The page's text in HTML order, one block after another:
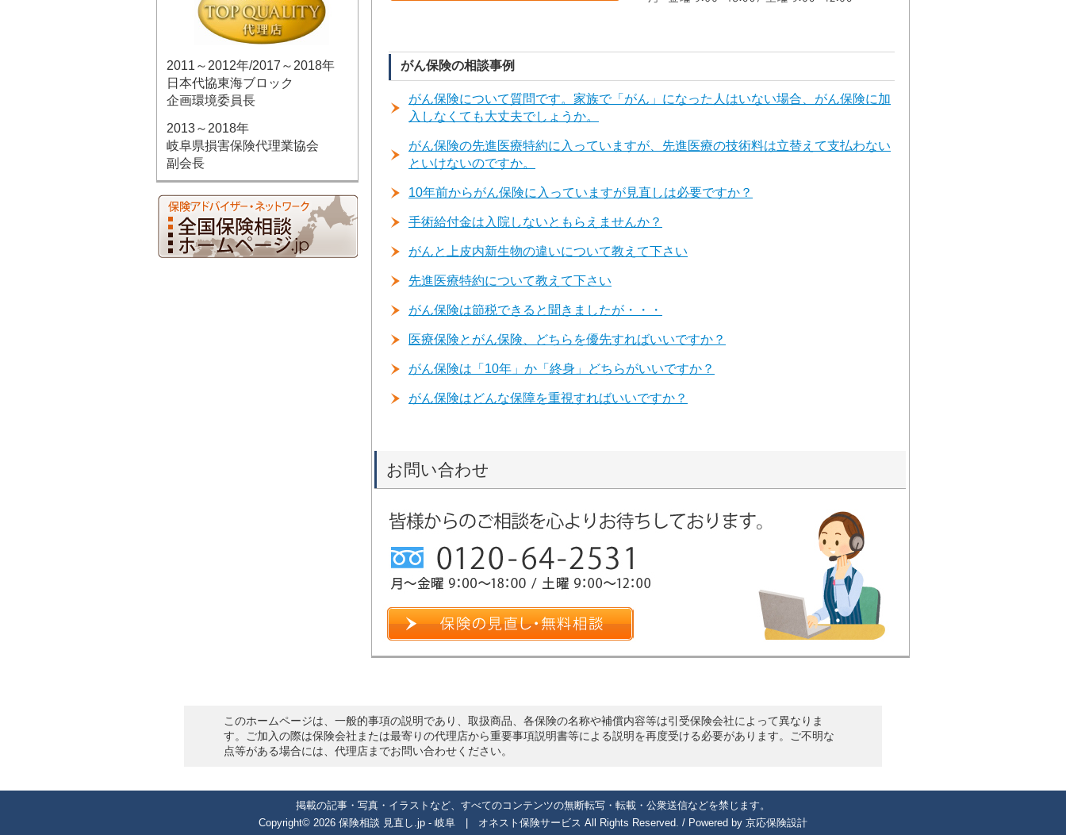
がん保険の相談事例
がん保険について質問です。家族で「がん」になった人はいない場合、がん保険に加
入しなくても大丈夫でしょうか。
がん保険の先進医療特約に入っていますが、先進医療の技術料は立替えて支払わない
といけないのですか。
10年前からがん保険に入っていますが見直しは必要ですか？
手術給付金は入院しないともらえませんか？
がんと上皮内新生物の違いについて教えて下さい
先進医療特約について教えて下さい
がん保険は節税できると聞きましたが・・・
医療保険とがん保険、どちらを優先すればいいですか？
がん保険は「10年」か「終身」どちらがいいですか？
がん保険はどんな保障を重視すればいいですか？
お問い合わせ
2011～2012年/2017～2018年
日本代協東海ブロック
企画環境委員長
2013～2018年
岐阜県損害保険代理業協会
副会長
このホームページは、一般的事項の説明であり、取扱商品、各保険の名称や補償内容等は引受保険会社によって異なりま
す。ご加入の際は保険会社または最寄りの代理店から重要事項説明書等による説明を再度受ける必要があります。ご不明な
点等がある場合には、代理店までお問い合わせください。
掲載の記事・写真・イラストなど、すべてのコンテンツの無断転写・転載・公衆送信などを禁じます。
Copyright© 2026 保険相談 見直し.jp - 岐阜 | オネスト保険サービス All Rights Reserved. / Powered by 京応保険設計